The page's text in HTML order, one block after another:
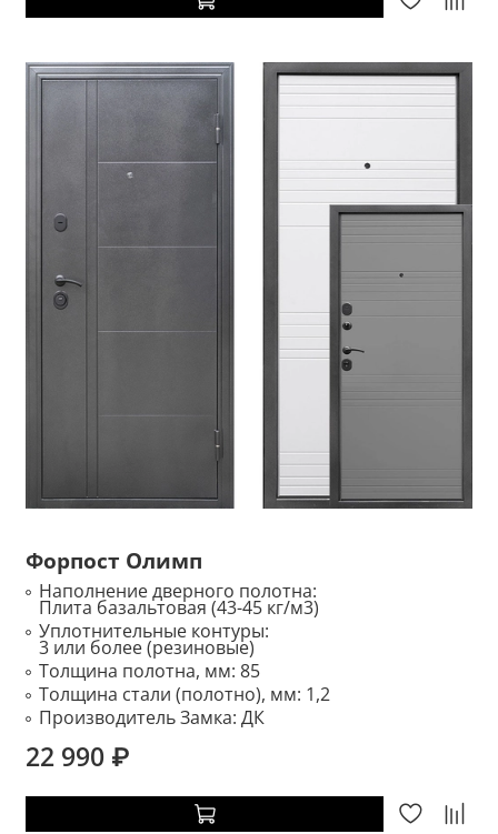
Форпост Олимп
Наполнение дверного полотна:
Плита базальтовая (43-45 кг/м3)
Уплотнительные контуры:
3 или более (резиновые)
Толщина полотна, мм: 85
Толщина стали (полотно), мм: 1,2
Производитель Замка: ДК
22 990 ₽